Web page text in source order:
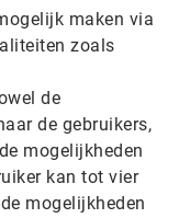
maken via
zoals
de
de gebruikers,
mogelijkheden
kan tot vier
mogelijkheden